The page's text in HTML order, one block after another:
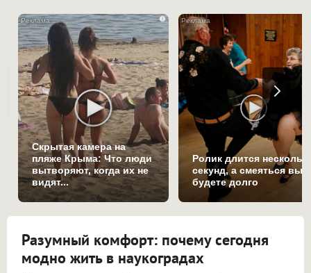
i
Скрытая камера на
пляже Крыма: Что люди
вытворяют, когда их не
видят...
Ролик длится
секунд, а смеяться вы
будете долго
Разумный комфорт: почему сегодня
модно жить в наукоградах